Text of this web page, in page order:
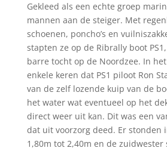
Gekleed als een echte groep
mannen aan de steiger. Met
schoenen, poncho’s en
stapten ze op de Ribrally boot
barre tocht op de Noordzee. In
enkele keren dat PS1 piloot Ron
van de zelf lozende kuip van de
het water wat eventueel op het
direct weer uit kan. Dit was een
dat uit voorzorg deed. Er stonden
1,80m tot 2,40m en de zuidwester